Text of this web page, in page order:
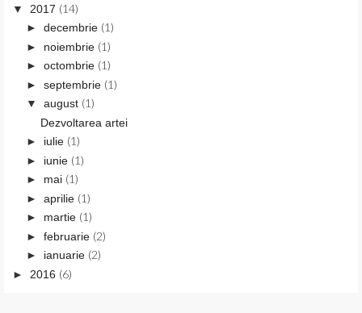
▼ 2017 (14)
► decembrie (1)
► noiembrie (1)
► octombrie (1)
► septembrie (1)
▼ august (1)
Dezvoltarea artei
► iulie (1)
► iunie (1)
► mai (1)
► aprilie (1)
► martie (1)
► februarie (2)
► ianuarie (2)
► 2016 (6)